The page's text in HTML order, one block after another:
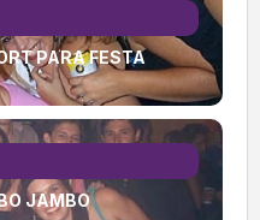
PARA FESTA
JAMBO